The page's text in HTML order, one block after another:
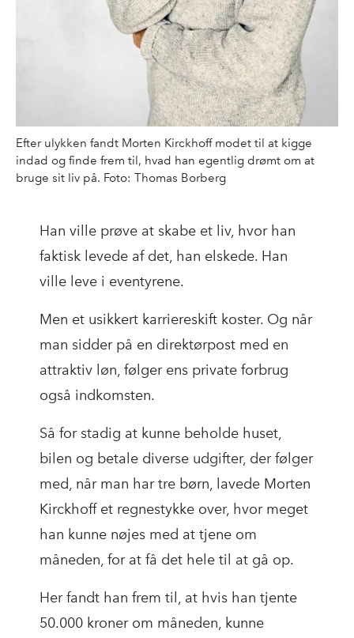
Efter ulykken fandt Morten Kirckhoff modet til at kigge
indad og finde frem til, hvad han egentlig drømt om at
bruge sit liv på. Foto: Thomas Borberg
Han ville prøve at skabe et liv, hvor han
faktisk levede af det, han elskede. Han
ville leve i eventyrene.
Men et usikkert karriereskift koster. Og når
man sidder på en direktørpost med en
attraktiv løn, følger ens private forbrug
også indkomsten.
Så for stadig at kunne beholde huset,
bilen og betale diverse udgifter, der følger
med, når man har tre børn, lavede Morten
Kirckhoff et regnestykke over, hvor meget
han kunne nøjes med at tjene om
måneden, for at få det hele til at gå op.
Her fandt han frem til, at hvis han tjente
50.000 kroner om måneden, kunne